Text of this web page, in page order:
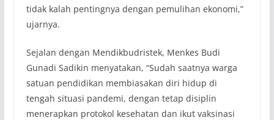
tidak kalah pentingnya dengan pemulihan ekonomi,”
ujarnya.
Sejalan dengan Mendikbudristek, Menkes Budi
Gunadi Sadikin menyatakan, “Sudah saatnya warga
satuan pendidikan membiasakan diri hidup di
tengah situasi pandemi, dengan tetap disiplin
menerapkan protokol kesehatan dan ikut vaksinasi